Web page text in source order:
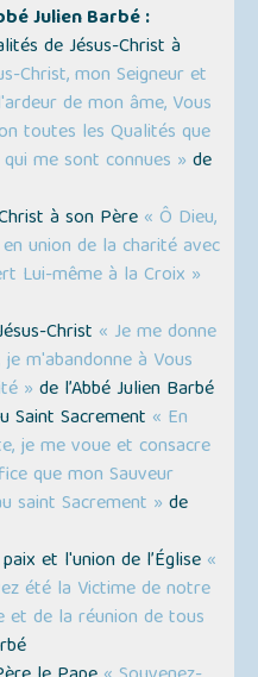
Julien Barbé :
de Jésus-Christ à
Christ, mon Seigneur et
de mon âme, Vous
toutes les Qualités que
me sont connues » de
à son Père « Ô Dieu,
union de la charité avec
Lui-même à la Croix »
Christ « Je me donne
m'abandonne à Vous
» de l’Abbé Julien Barbé
Saint Sacrement « En
je me voue et consacre
que mon Sauveur
saint Sacrement » de
et l'union de l’Église «
été la Victime de notre
de la réunion de tous